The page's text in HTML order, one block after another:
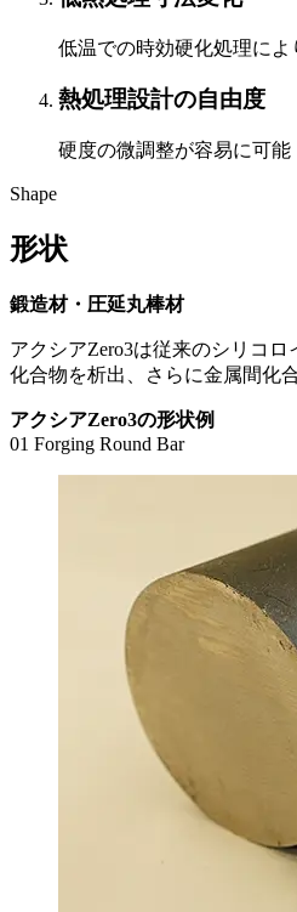
低温での時効硬化処理に
熱処理設計の自由度
硬度の微調整が容易に可能
Shape
形状
鍛造材・圧延丸棒材
アクシアZero3は従来のシリコ
化合物を析出、さらに金属間化
アクシアZero3の形状例
01 Forging Round Bar